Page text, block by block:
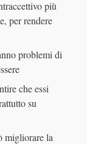
più
per rendere
problemi di
che essi
su
migliorare la